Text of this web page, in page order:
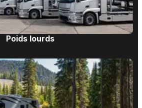
Poids lourds